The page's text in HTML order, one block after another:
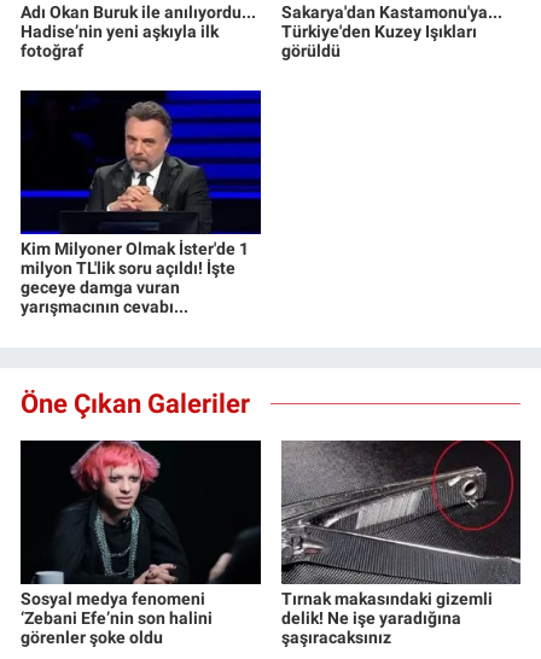
Adı Okan Buruk ile anılıyordu...
Hadise’nin yeni aşkıyla ilk
fotoğraf
Sakarya'dan Kastamonu'ya...
Türkiye'den Kuzey Işıkları
görüldü
Kim Milyoner Olmak İster'de 1
milyon TL'lik soru açıldı! İşte
geceye damga vuran
yarışmacının cevabı...
Öne Çıkan Galeriler
Sosyal medya fenomeni
‘Zebani Efe’nin son halini
görenler şoke oldu
Tırnak makasındaki gizemli
delik! Ne işe yaradığına
şaşıracaksınız